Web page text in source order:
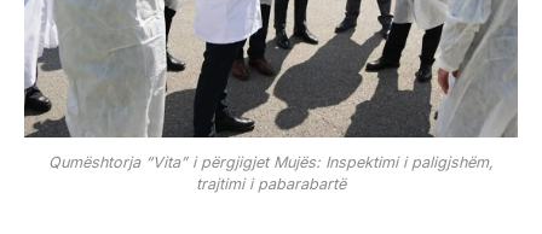
Qumështorja “Vita” i përgjigjet Mujës: Inspektimi i paligjshëm,
trajtimi i pabarabartë